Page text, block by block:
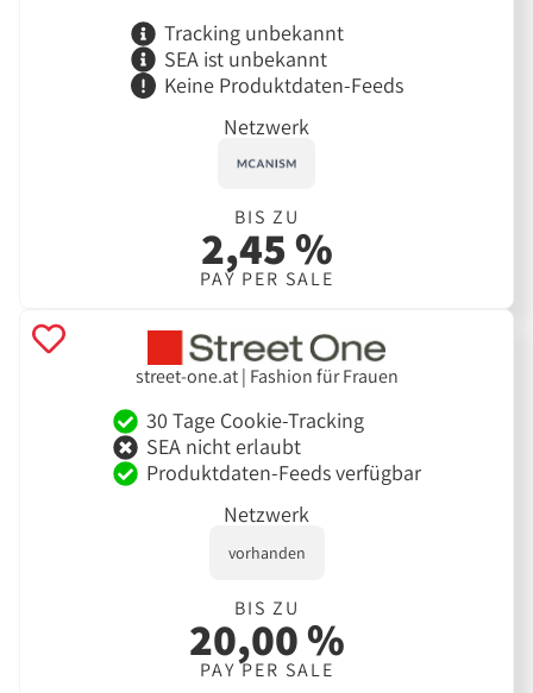
Tracking unbekannt
SEA ist unbekannt
Keine Produktdaten-Feeds
Netzwerk
BIS ZU
2,45 %
PAY PER SALE
street-one.at | Fashion für Frauen
30 Tage Cookie-Tracking
SEA nicht erlaubt
Produktdaten-Feeds verfügbar
Netzwerk
vorhanden
BIS ZU
20,00 %
PAY PER SALE